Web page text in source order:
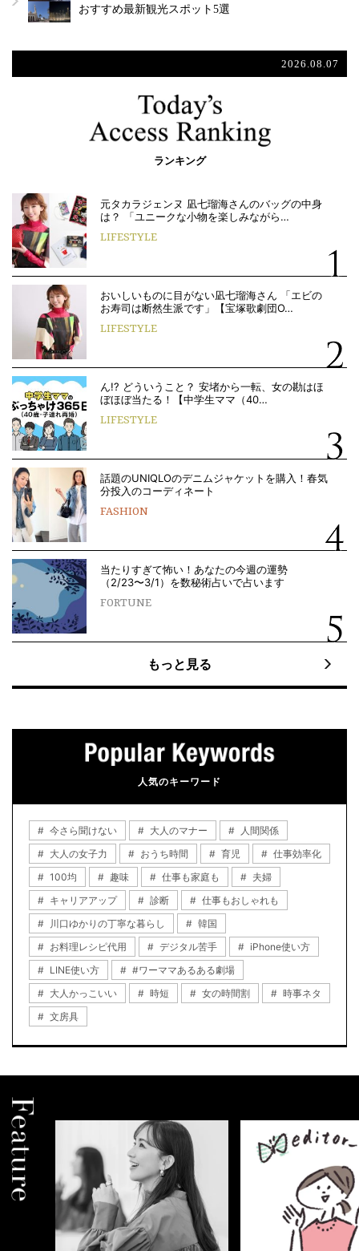
おすすめ最新観光スポット5選
2026.08.07
ランキング
元タカラジェンヌ 凪七瑠海さんのバッグの中身
は？ 「ユニークな小物を楽しみながら…
LIFESTYLE
おいしいものに目がない凪七瑠海さん 「エビの
お寿司は断然生派です」【宝塚歌劇団O…
LIFESTYLE
ん!? どういうこと？ 安堵から一転、女の勘はほ
ぼほぼ当たる！【中学生ママ（40…
LIFESTYLE
話題のUNIQLOのデニムジャケットを購入！春気
分投入のコーディネート
FASHION
当たりすぎて怖い！あなたの今週の運勢
（2/23〜3/1）を数秘術占いで占います
FORTUNE
もっと見る
人気のキーワード
今さら聞けない 大人のマナー
人間関係
大人の女子力
おうち時間 育児
仕事効率化
100均
趣味 仕事も家庭も
夫婦
キャリアアップ
診断
仕事もおしゃれも
川口ゆかりの丁寧な暮らし
韓国
お料理レシピ代用
デジタル苦手
iPhone使い方
LINE使い方
#ワーママあるある劇場
大人かっこいい
時短 女の時間割
時事ネタ
文房具